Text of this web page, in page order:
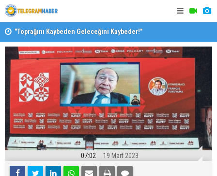
"Toprağını Kaybeden Geleceğini Kaybeder!"
07:02 19 Mart 2023